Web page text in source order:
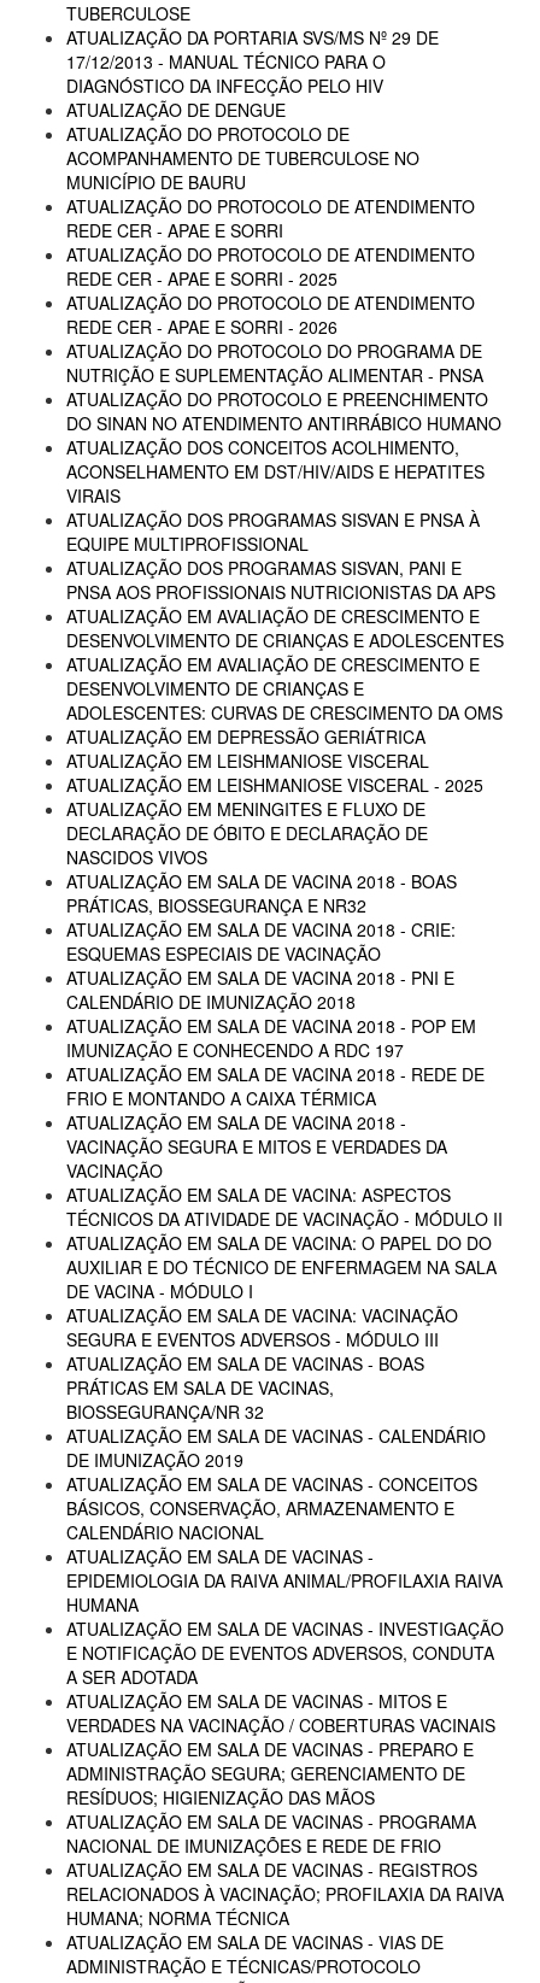
TUBERCULOSE
ATUALIZAÇÃO DA PORTARIA SVS/MS Nº 29 DE
17/12/2013 - MANUAL TÉCNICO PARA O
DIAGNÓSTICO DA INFECÇÃO PELO HIV
ATUALIZAÇÃO DE DENGUE
ATUALIZAÇÃO DO PROTOCOLO DE
ACOMPANHAMENTO DE TUBERCULOSE NO
MUNICÍPIO DE BAURU
ATUALIZAÇÃO DO PROTOCOLO DE ATENDIMENTO
REDE CER - APAE E SORRI
ATUALIZAÇÃO DO PROTOCOLO DE ATENDIMENTO
REDE CER - APAE E SORRI - 2025
ATUALIZAÇÃO DO PROTOCOLO DE ATENDIMENTO
REDE CER - APAE E SORRI - 2026
ATUALIZAÇÃO DO PROTOCOLO DO PROGRAMA DE
NUTRIÇÃO E SUPLEMENTAÇÃO ALIMENTAR - PNSA
ATUALIZAÇÃO DO PROTOCOLO E PREENCHIMENTO
DO SINAN NO ATENDIMENTO ANTIRRÁBICO HUMANO
ATUALIZAÇÃO DOS CONCEITOS ACOLHIMENTO,
ACONSELHAMENTO EM DST/HIV/AIDS E HEPATITES
VIRAIS
ATUALIZAÇÃO DOS PROGRAMAS SISVAN E PNSA À
EQUIPE MULTIPROFISSIONAL
ATUALIZAÇÃO DOS PROGRAMAS SISVAN, PANI E
PNSA AOS PROFISSIONAIS NUTRICIONISTAS DA APS
ATUALIZAÇÃO EM AVALIAÇÃO DE CRESCIMENTO E
DESENVOLVIMENTO DE CRIANÇAS E ADOLESCENTES
ATUALIZAÇÃO EM AVALIAÇÃO DE CRESCIMENTO E
DESENVOLVIMENTO DE CRIANÇAS E
ADOLESCENTES: CURVAS DE CRESCIMENTO DA OMS
ATUALIZAÇÃO EM DEPRESSÃO GERIÁTRICA
ATUALIZAÇÃO EM LEISHMANIOSE VISCERAL
ATUALIZAÇÃO EM LEISHMANIOSE VISCERAL - 2025
ATUALIZAÇÃO EM MENINGITES E FLUXO DE
DECLARAÇÃO DE ÓBITO E DECLARAÇÃO DE
NASCIDOS VIVOS
ATUALIZAÇÃO EM SALA DE VACINA 2018 - BOAS
PRÁTICAS, BIOSSEGURANÇA E NR32
ATUALIZAÇÃO EM SALA DE VACINA 2018 - CRIE:
ESQUEMAS ESPECIAIS DE VACINAÇÃO
ATUALIZAÇÃO EM SALA DE VACINA 2018 - PNI E
CALENDÁRIO DE IMUNIZAÇÃO 2018
ATUALIZAÇÃO EM SALA DE VACINA 2018 - POP EM
IMUNIZAÇÃO E CONHECENDO A RDC 197
ATUALIZAÇÃO EM SALA DE VACINA 2018 - REDE DE
FRIO E MONTANDO A CAIXA TÉRMICA
ATUALIZAÇÃO EM SALA DE VACINA 2018 -
VACINAÇÃO SEGURA E MITOS E VERDADES DA
VACINAÇÃO
ATUALIZAÇÃO EM SALA DE VACINA: ASPECTOS
TÉCNICOS DA ATIVIDADE DE VACINAÇÃO - MÓDULO II
ATUALIZAÇÃO EM SALA DE VACINA: O PAPEL DO DO
AUXILIAR E DO TÉCNICO DE ENFERMAGEM NA SALA
DE VACINA - MÓDULO I
ATUALIZAÇÃO EM SALA DE VACINA: VACINAÇÃO
SEGURA E EVENTOS ADVERSOS - MÓDULO III
ATUALIZAÇÃO EM SALA DE VACINAS - BOAS
PRÁTICAS EM SALA DE VACINAS,
BIOSSEGURANÇA/NR 32
ATUALIZAÇÃO EM SALA DE VACINAS - CALENDÁRIO
DE IMUNIZAÇÃO 2019
ATUALIZAÇÃO EM SALA DE VACINAS - CONCEITOS
BÁSICOS, CONSERVAÇÃO, ARMAZENAMENTO E
CALENDÁRIO NACIONAL
ATUALIZAÇÃO EM SALA DE VACINAS -
EPIDEMIOLOGIA DA RAIVA ANIMAL/PROFILAXIA RAIVA
HUMANA
ATUALIZAÇÃO EM SALA DE VACINAS - INVESTIGAÇÃO
E NOTIFICAÇÃO DE EVENTOS ADVERSOS, CONDUTA
A SER ADOTADA
ATUALIZAÇÃO EM SALA DE VACINAS - MITOS E
VERDADES NA VACINAÇÃO / COBERTURAS VACINAIS
ATUALIZAÇÃO EM SALA DE VACINAS - PREPARO E
ADMINISTRAÇÃO SEGURA; GERENCIAMENTO DE
RESÍDUOS; HIGIENIZAÇÃO DAS MÃOS
ATUALIZAÇÃO EM SALA DE VACINAS - PROGRAMA
NACIONAL DE IMUNIZAÇÕES E REDE DE FRIO
ATUALIZAÇÃO EM SALA DE VACINAS - REGISTROS
RELACIONADOS À VACINAÇÃO; PROFILAXIA DA RAIVA
HUMANA; NORMA TÉCNICA
ATUALIZAÇÃO EM SALA DE VACINAS - VIAS DE
ADMINISTRAÇÃO E TÉCNICAS/PROTOCOLO